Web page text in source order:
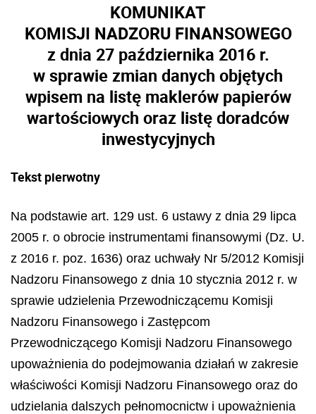
KOMUNIKAT
KOMISJI NADZORU FINANSOWEGO
z dnia 27 października 2016 r.
w sprawie zmian danych objętych
wpisem na listę maklerów papierów
wartościowych oraz listę doradców
inwestycyjnych
Tekst pierwotny
Na podstawie art. 129 ust. 6 ustawy z dnia 29 lipca
2005 r. o obrocie instrumentami finansowymi (Dz. U.
z 2016 r. poz. 1636) oraz uchwały Nr 5/2012 Komisji
Nadzoru Finansowego z dnia 10 stycznia 2012 r. w
sprawie udzielenia Przewodniczącemu Komisji
Nadzoru Finansowego i Zastępcom
Przewodniczącego Komisji Nadzoru Finansowego
upoważnienia do podejmowania działań w zakresie
właściwości Komisji Nadzoru Finansowego oraz do
udzielania dalszych pełnomocnictw i upoważnienia